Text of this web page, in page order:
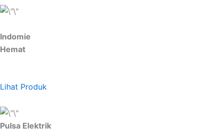
Indomie
Hemat
Lihat Produk
Pulsa Elektrik